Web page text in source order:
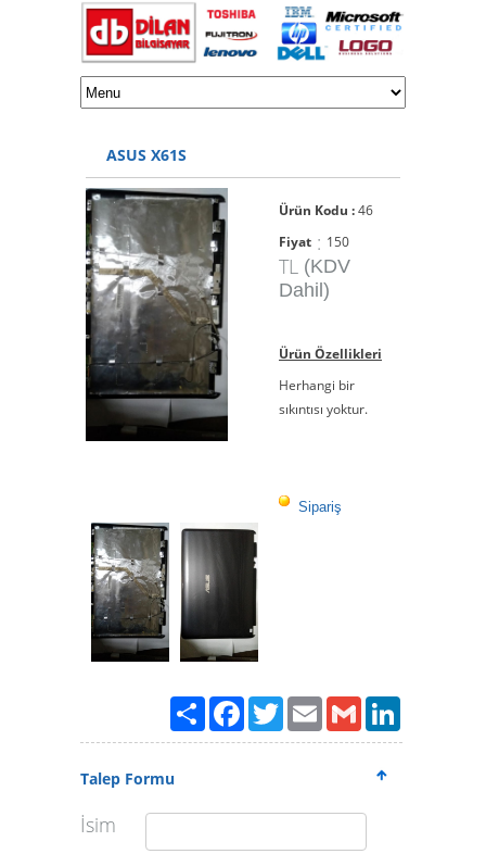
ASUS X61S
Ürün Kodu :46
Fiyat : 150
TL (KDV
Dahil)
Ürün Özellikleri
Herhangi bir
sıkıntısı yoktur.
Sipariş
PaylaşFacebook
TwitterEmailGmail
Talep Formu
İsim